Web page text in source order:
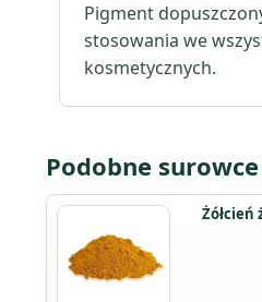
Pigment
stosowania we
kosmetycznych.
Podobne surowce
Żółcień
Ten
produkt
ma
wiele